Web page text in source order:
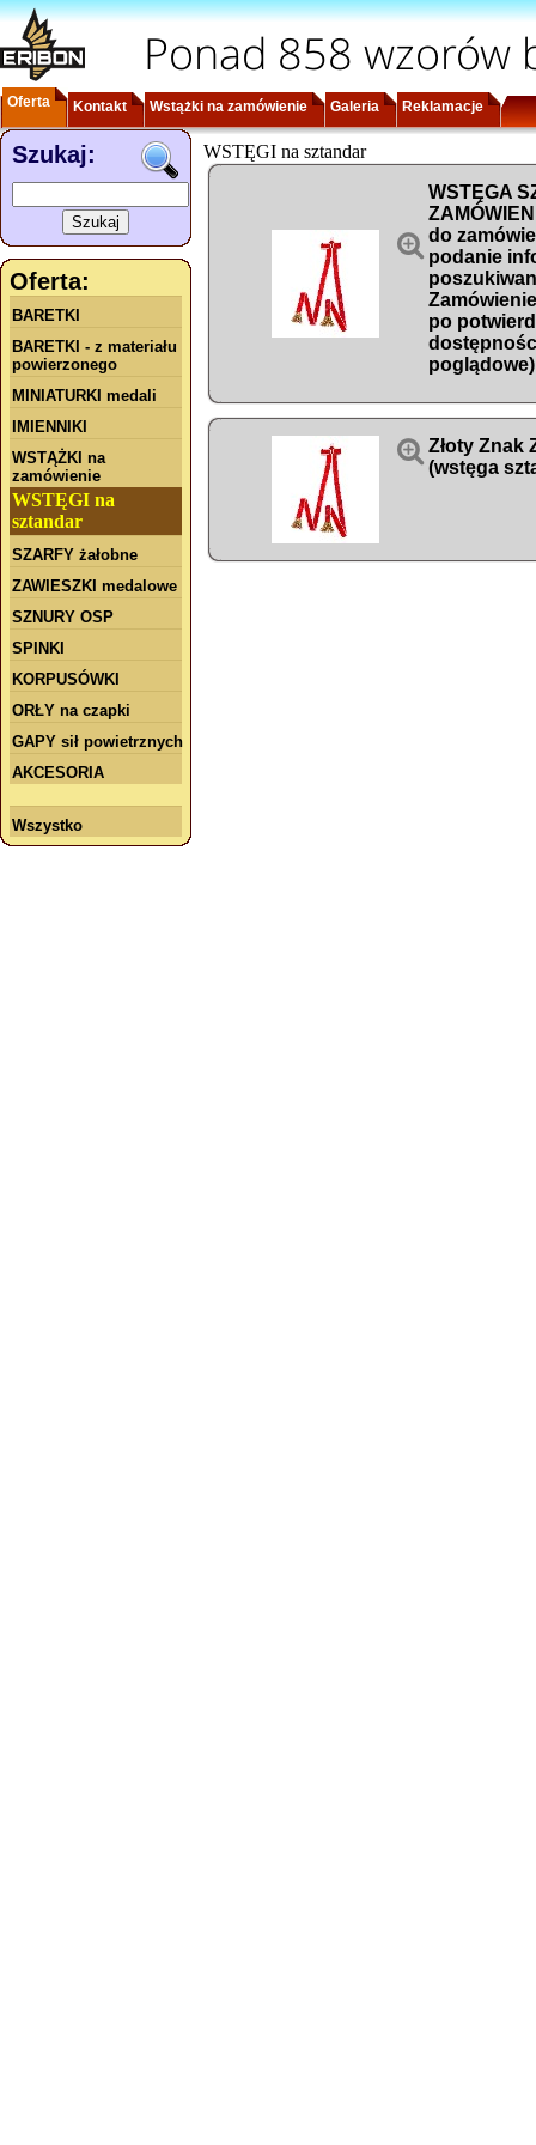
Ponad 858 wzorów
Oferta Kontakt Wstążki na zamówienie Galeria Reklamacje
Szukaj:
Oferta:
BARETKI
BARETKI - z materiału
powierzonego
MINIATURKI medali
IMIENNIKI
WSTĄŻKI na
zamówienie
WSTĘGI na
sztandar
SZARFY żałobne
ZAWIESZKI medalowe
SZNURY OSP
SPINKI
KORPUSÓWKI
ORŁY na czapki
GAPY sił powietrznych
AKCESORIA
Wszystko
WSTĘGI na sztandar

WSTĘGA
do
podanie
po
poglądowe)
 Złoty Znak
(wstęga